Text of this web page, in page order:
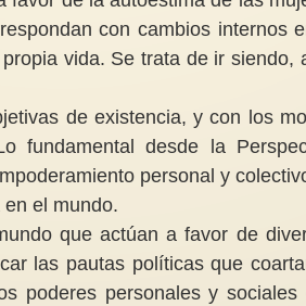
con cambios internos
vida. Se trata de ir siendo,
de existencia, y con los
fundamental desde la
personal y
el mundo.
que actúan a favor de
las pautas políticas que
poderes personales y sociales
contra las
niñas, sus causas y
(contexto de la
subrogada )2/10
A. Escala y
subrogada...
Violencia machista
En 2024 hubo un
% en los
con 107 mujeres
sus...